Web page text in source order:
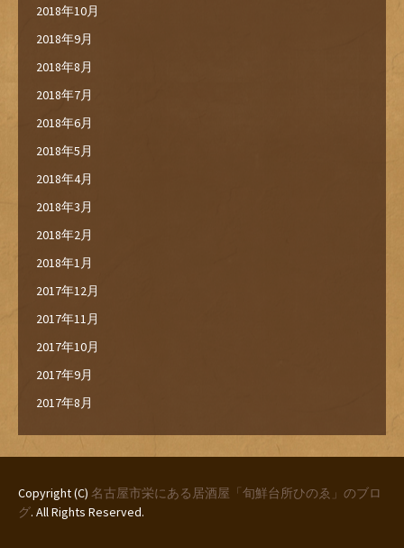
2018年10月
2018年9月
2018年8月
2018年7月
2018年6月
2018年5月
2018年4月
2018年3月
2018年2月
2018年1月
2017年12月
2017年11月
2017年10月
2017年9月
2017年8月
Copyright (C) 名古屋市栄にある居酒屋「旬鮮台所ひのゑ」のブロ
グ. All Rights Reserved.